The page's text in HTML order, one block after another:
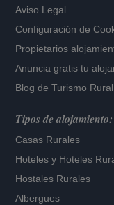
Aviso Legal
Configuración de
Propietarios
Anuncia gratis tu
Blog de Turismo Rural
Tipos de alojamiento:
Casas Rurales
Hoteles y Hoteles
Hostales Rurales
Albergues